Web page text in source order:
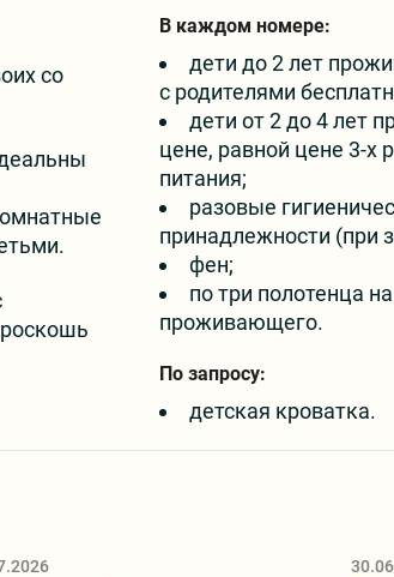
со
В каждом номере:
дети до 2 лет
с родителями
дети от 2 до 4 лет
цене, равной цене 3-х
питания;
разовые
принадлежности (при
фен;
по три полотенца
проживающего.
По запросу:
детская кроватка.